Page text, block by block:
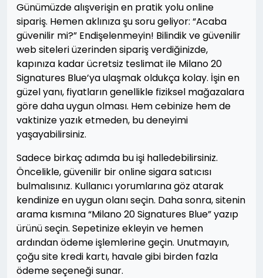
Günümüzde alışverişin en pratik yolu online
sipariş. Hemen aklınıza şu soru geliyor: “Acaba
güvenilir mi?” Endişelenmeyin! Bilindik ve güvenilir
web siteleri üzerinden sipariş verdiğinizde,
kapınıza kadar ücretsiz teslimat ile Milano 20
Signatures Blue’ya ulaşmak oldukça kolay. İşin en
güzel yanı, fiyatların genellikle fiziksel mağazalara
göre daha uygun olması. Hem cebinize hem de
vaktinize yazık etmeden, bu deneyimi
yaşayabilirsiniz.
Sadece birkaç adımda bu işi halledebilirsiniz.
Öncelikle, güvenilir bir online sigara satıcısı
bulmalısınız. Kullanıcı yorumlarına göz atarak
kendinize en uygun olanı seçin. Daha sonra, sitenin
arama kısmına “Milano 20 Signatures Blue” yazıp
ürünü seçin. Sepetinize ekleyin ve hemen
ardından ödeme işlemlerine geçin. Unutmayın,
çoğu site kredi kartı, havale gibi birden fazla
ödeme seçeneği sunar.